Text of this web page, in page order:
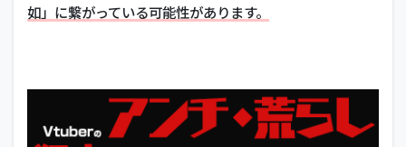
如」に繋がっている可能性があります。